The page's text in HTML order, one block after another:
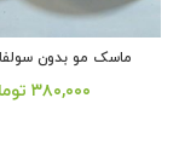
ماسک مو بدون
۳۸۰,۰۰۰